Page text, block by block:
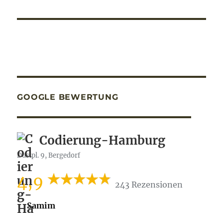
GOOGLE BEWERTUNG
Codierung-Hamburg
Dusipl. 9, Bergedorf
4,9 243 Rezensionen
Samim